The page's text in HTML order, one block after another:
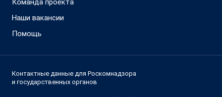
Команда проекта
Наши вакансии
Помощь
Контактные данные для Роскомнадзора
и государственных органов